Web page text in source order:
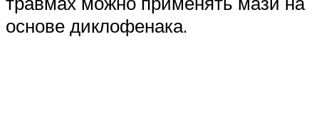
основе диклофенака.